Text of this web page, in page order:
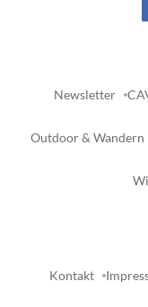
Newsletter
Outdoor & Wandern
Kontakt